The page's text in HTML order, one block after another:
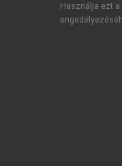
Használja ezt